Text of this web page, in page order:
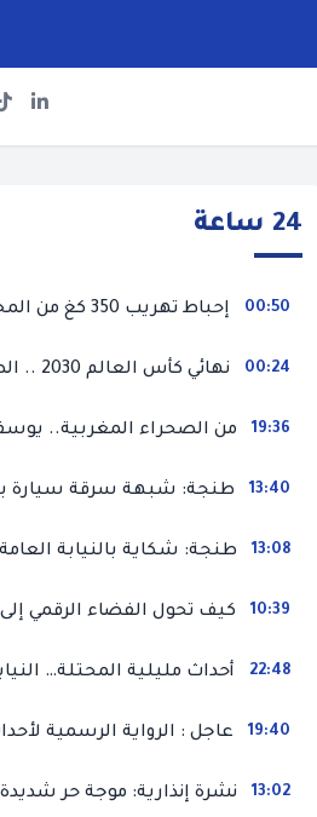
24 ساعة
00:50
00:24
19:36
13:40
13:08
10:39
22:48
19:40
13:02